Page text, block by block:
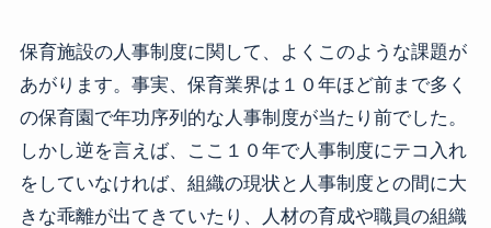
保育施設の人事制度に関して、よくこのような課題が
あがります。事実、保育業界は１０年ほど前まで多く
の保育園で年功序列的な人事制度が当たり前でした。
しかし逆を言えば、ここ１０年で人事制度にテコ入れ
をしていなければ、組織の現状と人事制度との間に大
きな乖離が出てきていたり、人材の育成や職員の組織